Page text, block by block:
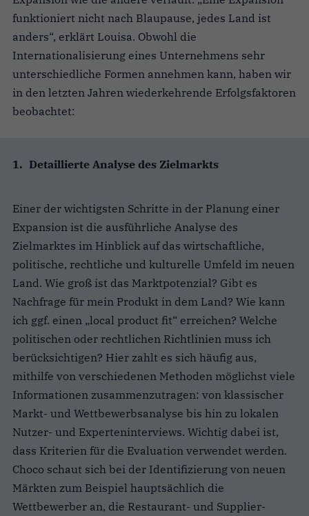
funktioniert nicht nach Blaupause, jedes Land ist
anders“, erklärt Louisa. Obwohl die
Internationalisierung eines Unternehmens sehr
unterschiedliche Formen annehmen kann, haben wir
in den letzten Jahren wiederkehrende Erfolgsfaktoren
beobachtet:
Detaillierte Analyse des Zielmarkts
Einer der wichtigsten Schritte in der Planung einer
Expansion ist die ausführliche Analyse des
Zielmarktes im Hinblick auf das wirtschaftliche,
politische, rechtliche und kulturelle Umfeld im neuen
Land. Wie groß ist das Marktpotenzial? Gibt es
Nachfrage für mein Produkt in dem Land? Wie kann
ich ggf. einen „local product fit“ erreichen? Welche
politischen oder rechtlichen Richtlinien muss ich
berücksichtigen? Hier zahlt es sich häufig aus,
mithilfe von verschiedenen Methoden möglichst viele
Informationen zusammenzutragen: von klassischer
Markt- und Wettbewerbsanalyse bis hin zu lokalen
Nutzer- und Experteninterviews. Wichtig dabei ist,
dass Kriterien für die Evaluation verwendet werden.
Choco schaut sich bei der Identifizierung von neuen
Märkten zum Beispiel hauptsächlich die
Wettbewerber an, die Restaurant- und Supplier-